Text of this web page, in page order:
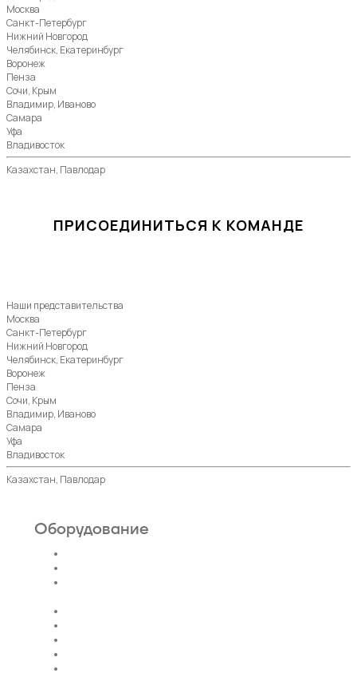
Москва
Санкт-Петербург
Нижний Новгород
Челябинск, Екатеринбург
Воронеж
Пенза
Сочи, Крым
Владимир, Иваново
Самара
Уфа
Владивосток
Казахстан, Павлодар
ПРИСОЕДИНИТЬСЯ К КОМАНДЕ
Наши представительства
Москва
Санкт-Петербург
Нижний Новгород
Челябинск, Екатеринбург
Воронеж
Пенза
Сочи, Крым
Владимир, Иваново
Самара
Уфа
Владивосток
Казахстан, Павлодар
Оборудование